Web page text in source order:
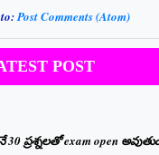
to:Post Comments (Atom)
POST
exam open